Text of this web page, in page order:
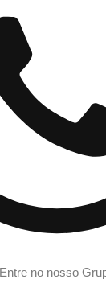
Entre no nosso